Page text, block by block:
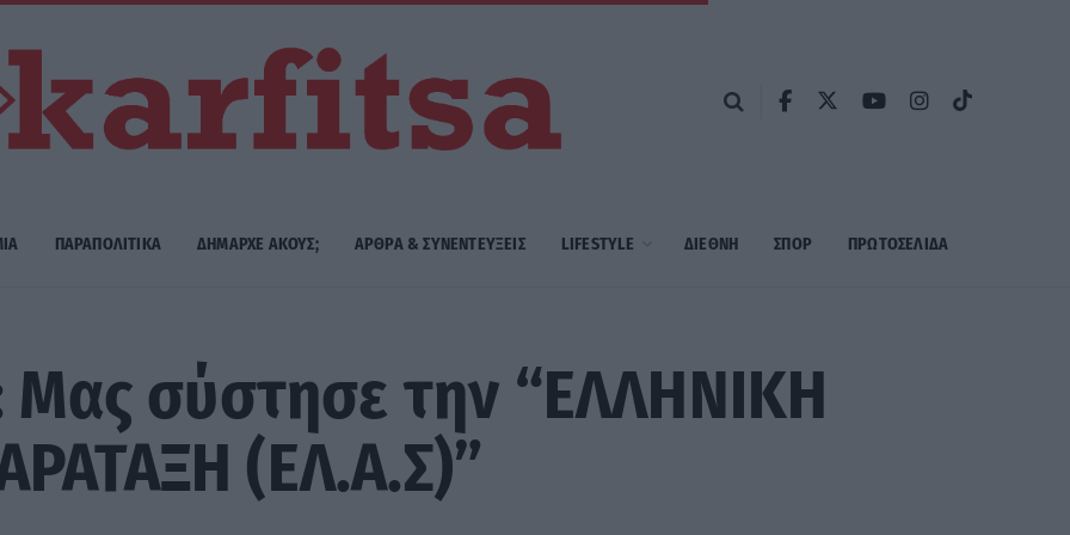
ΠΑΡΑΠΟΛΙΤΙΚΑ ΔΗΜΑΡΧE ΑΚΟΥΣ; ΑΡΘΡΑ & ΣΥΝΕΝΤΕΥΞΕΙΣ LIFESTYLE ΔΙΕΘΝΗ ΣΠΟΡ ΠΡΩΤΟΣΈΛΙΔΑ
Μας σύστησε την “ΕΛΛΗΝΙΚΗ
(ΕΛ.Α.Σ)”